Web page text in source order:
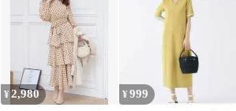
S 未使用
ブ グレー M
¥2,980 ¥999